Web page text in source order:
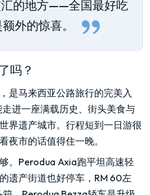
汇的地方——全国最好吃
外的惊喜。
吗？
是马来西亚公路旅行的完美入
进一座满载历史、街头美食与
界遗产城市。行程短到一日游很
夜市的话值得住一晚。
。Perodua Axia跑平坦高速轻
遗产街道也好停车，RM 60左